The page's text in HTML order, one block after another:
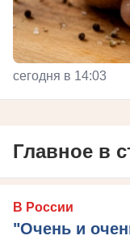
сегодня в 14:03
Главное в
В России
"Очень и